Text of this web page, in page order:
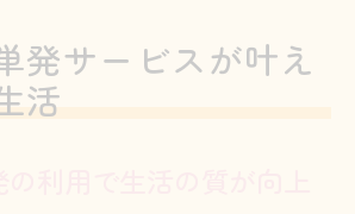
発サービスが叶え
活